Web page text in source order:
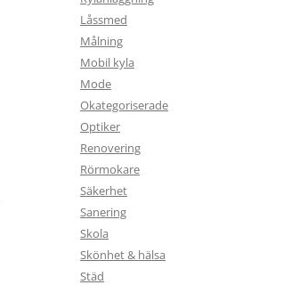
Låssmed
Målning
Mobil kyla
Mode
Okategoriserade
Optiker
Renovering
Rörmokare
Säkerhet
Sanering
Skola
Skönhet & hälsa
Städ